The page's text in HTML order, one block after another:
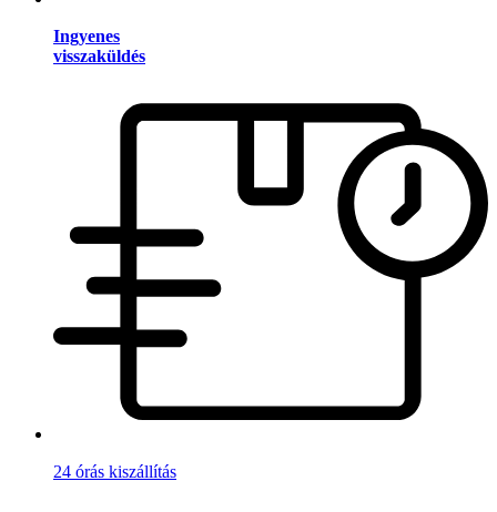
Ingyenes
visszaküldés
24 órás kiszállítás